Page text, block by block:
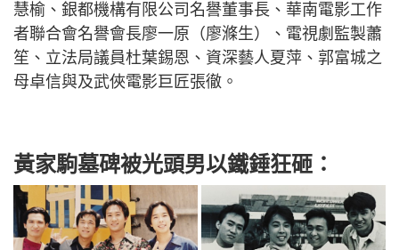
慧榆、銀都機構有限公司名譽董事長、華南電影工作
者聯合會名譽會長廖一原（廖滌生）、電視劇監製蕭
笙、立法局議員杜葉錫恩、資深藝人夏萍、郭富城之
母卓信與及武俠電影巨匠張徹。
黃家駒墓碑被光頭男以鐵錘狂砸：